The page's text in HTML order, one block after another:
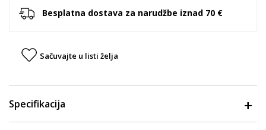
Besplatna dostava za narudžbe iznad 70 €
Sačuvajte u listi želja
Specifikacija